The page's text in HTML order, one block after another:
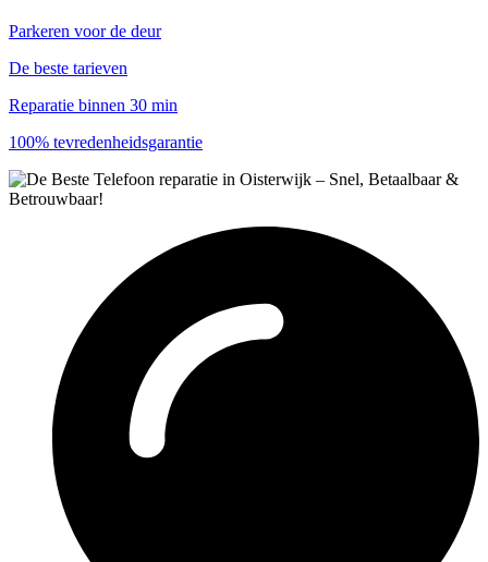
Parkeren voor de deur
De beste tarieven
Reparatie binnen 30 min
100% tevredenheidsgarantie